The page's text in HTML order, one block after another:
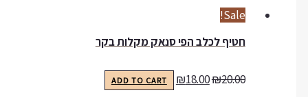
Sale!
חטיף לכלב הפי סנאק מקלות בקר
₪20.00
₪18.00
ADD TO CART